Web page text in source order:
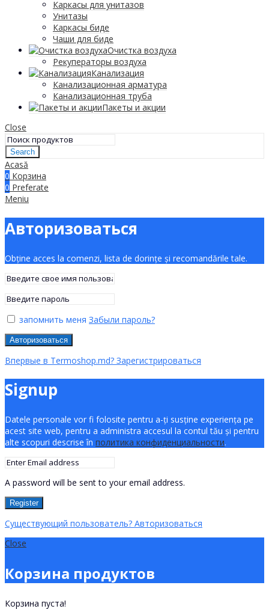
Каркасы для унитазов
Унитазы
Каркасы биде
Чаши для биде
Очистка воздуха
Рекуператоры воздуха
Канализация
Канализационная арматура
Канализационная труба
Пакеты и акции
Close
Search
Acasă
0 Корзина
0 Preferate
Meniu
Авторизоваться
Obține acces la comenzi, lista de dorințe și recomandările tale.
запомнить меня Забыли пароль?
Авторизоваться
Впервые в Termoshop.md? Зарегистрироваться
Signup
Datele personale vor fi folosite pentru a-ți susține experiența pe
acest site web, pentru a administra accesul la contul tău și pentru
alte scopuri descrise în политика конфиденциальности.
A password will be sent to your email address.
Register
Существующий пользователь? Авторизоваться
Close
Корзина продуктов
Корзина пуста!